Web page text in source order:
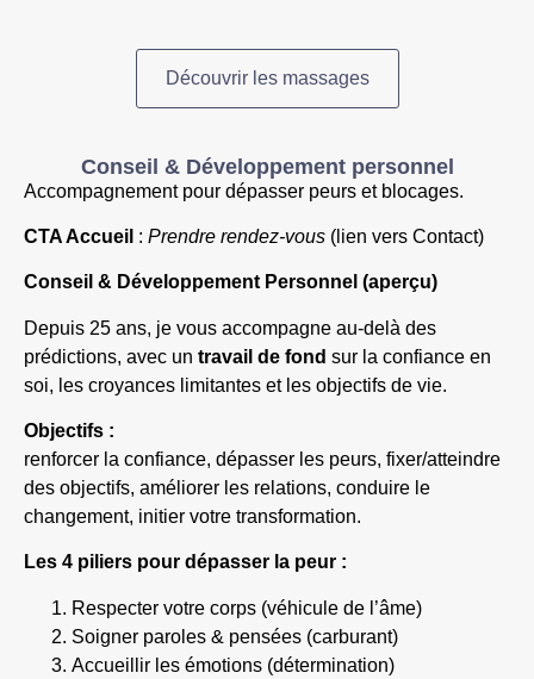
Découvrir les massages
Conseil & Développement personnel
Accompagnement pour dépasser peurs et blocages.
CTA Accueil : Prendre rendez-vous (lien vers Contact)
Conseil & Développement Personnel (aperçu)
Depuis 25 ans, je vous accompagne au-delà des
prédictions, avec un travail de fond sur la confiance en
soi, les croyances limitantes et les objectifs de vie.
Objectifs :
renforcer la confiance, dépasser les peurs, fixer/atteindre
des objectifs, améliorer les relations, conduire le
changement, initier votre transformation.
Les 4 piliers pour dépasser la peur :
Respecter votre corps (véhicule de l’âme)
Soigner paroles & pensées (carburant)
Accueillir les émotions (détermination)